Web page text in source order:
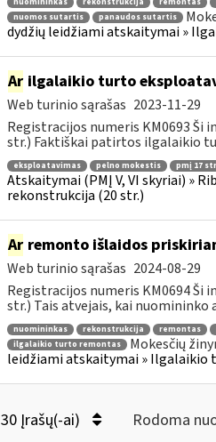
nuomos sutartis
panaudos sutartis
dydžių leidžiami atskaitymai »
Arilgalaikio turto
Web turinio sąrašas 2023-11-29
Registracijos numeris KM0693
str.) Faktiškai patirtos ilgalaikio
eksploatavimas pelno mokestis pmį 17
Atskaitymai (PMĮ V, VI skyriai) »
rekonstrukcija (20 str.)
Arremonto išlaidos
Web turinio sąrašas 2024-08-29
Registracijos numeris KM0694
str.) Tais atvejais, kai
nuomininkas rekonstrukcija remontas
ilgalaikio turto remontas
Mokesčių
leidžiami atskaitymai » Ilgalaikio
30 Įrašų(-ai) Rodoma